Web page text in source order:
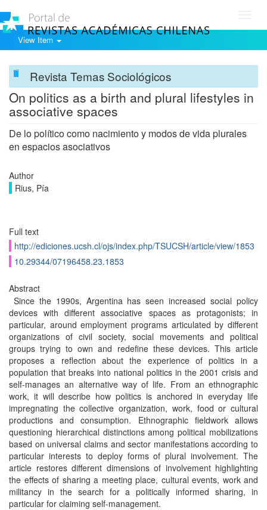
View Item
Revista Temas Sociológicos
On politics as a birth and plural lifestyles in
associative spaces
De lo político como nacimiento y modos de vida plurales
en espacios asociativos
Author
Rius, Pía
Full text
http://ediciones.ucsh.cl/ojs/index.php/TSUCSH/article/view/1853
10.29344/07196458.23.1853
Abstract
Since the 1990s, Argentina has seen increased social policy
devices with different associative spaces as protagonists; in
particular, around employment programs articulated by different
organizations of civil society, social movements and political
groups trying to own and redefine these devices. This article
proposes a reflection about the experience of politics in a
population that breaks into national politics in the 2001 crisis and
self-manages an alternative way of life. From an ethnographic
work, it will describe how politics is anchored in everyday life
impregnating the collective organization, work, food or cultural
productions and consumption. Ethnographic fieldwork allows
questioning hierarchical distinctions among political mobilizations
based on universal claims and sector manifestations according to
particular interests to deploy forms of plural involvement. The
article restores different dimensions of involvement highlighting
the effects of sharing a meeting place, cultural events, work and
militancy in the search for a politically informed sharing, in
particular for claiming self-management.